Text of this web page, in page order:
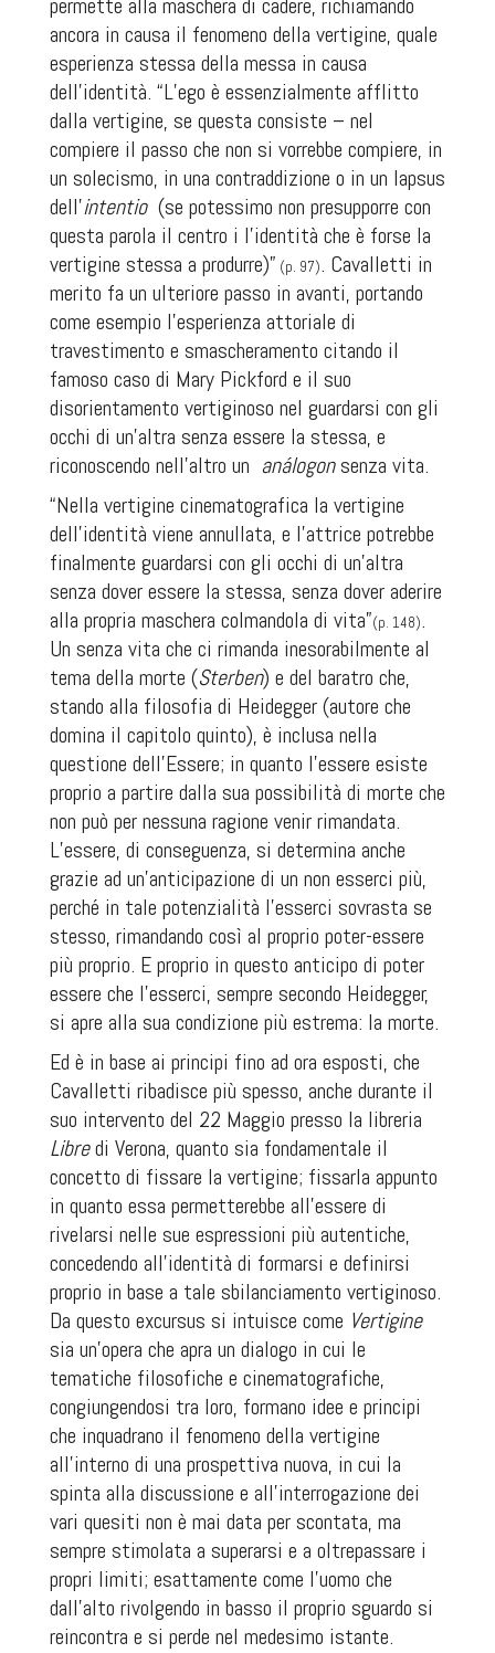
permette alla maschera di cadere, richiamando
ancora in causa il fenomeno della vertigine, quale
esperienza stessa della messa in causa
dell’identità. “L’ego è essenzialmente afflitto
dalla vertigine, se questa consiste – nel
compiere il passo che non si vorrebbe compiere, in
un solecismo, in una contraddizione o in un lapsus
dell’intentio (se potessimo non presupporre con
questa parola il centro i l’identità che è forse la
vertigine stessa a produrre)” (p. 97). Cavalletti in
merito fa un ulteriore passo in avanti, portando
come esempio l’esperienza attoriale di
travestimento e smascheramento citando il
famoso caso di Mary Pickford e il suo
disorientamento vertiginoso nel guardarsi con gli
occhi di un’altra senza essere la stessa, e
riconoscendo nell’altro un análogonsenza vita.
“Nella vertigine cinematografica la vertigine
dell’identità viene annullata, e l’attrice potrebbe
finalmente guardarsi con gli occhi di un’altra
senza dover essere la stessa, senza dover aderire
alla propria maschera colmandola di vita”(p. 148).
Un senza vita che ci rimanda inesorabilmente al
tema della morte (Sterben) e del baratro che,
stando alla filosofia di Heidegger (autore che
domina il capitolo quinto), è inclusa nella
questione dell’Essere; in quanto l’essere esiste
proprio a partire dalla sua possibilità di morte che
non può per nessuna ragione venir rimandata.
L’essere, di conseguenza, si determina anche
grazie ad un’anticipazione di un non esserci più,
perché in tale potenzialità l'esserci sovrasta se
stesso, rimandando così al proprio poter-essere
più proprio. E proprio in questo anticipo di poter
essere che l’esserci, sempre secondo Heidegger,
si apre alla sua condizione più estrema: la morte.
Ed è in base ai principi fino ad ora esposti, che
Cavalletti ribadisce più spesso, anche durante il
suo intervento del 22 Maggio presso la libreria
Libredi Verona, quanto sia fondamentale il
concetto di fissare la vertigine; fissarla appunto
in quanto essa permetterebbe all’essere di
rivelarsi nelle sue espressioni più autentiche,
concedendo all’identità di formarsi e definirsi
proprio in base a tale sbilanciamento vertiginoso.
Da questo excursus si intuisce come Vertigine
sia un’opera che apra un dialogo in cui le
tematiche filosofiche e cinematografiche,
congiungendosi tra loro, formano idee e principi
che inquadrano il fenomeno della vertigine
all’interno di una prospettiva nuova, in cui la
spinta alla discussione e all’interrogazione dei
vari quesiti non è mai data per scontata, ma
sempre stimolata a superarsi e a oltrepassare i
propri limiti; esattamente come l’uomo che
dall’alto rivolgendo in basso il proprio sguardo si
reincontra e si perde nel medesimo istante.